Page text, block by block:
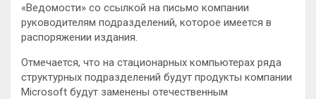
«Ведомости» со ссылкой на письмо компании
руководителям подразделений, которое имеется в
распоряжении издания.
Отмечается, что на стационарных компьютерах ряда
структурных подразделений будут продукты компании
Microsoft будут заменены отечественным